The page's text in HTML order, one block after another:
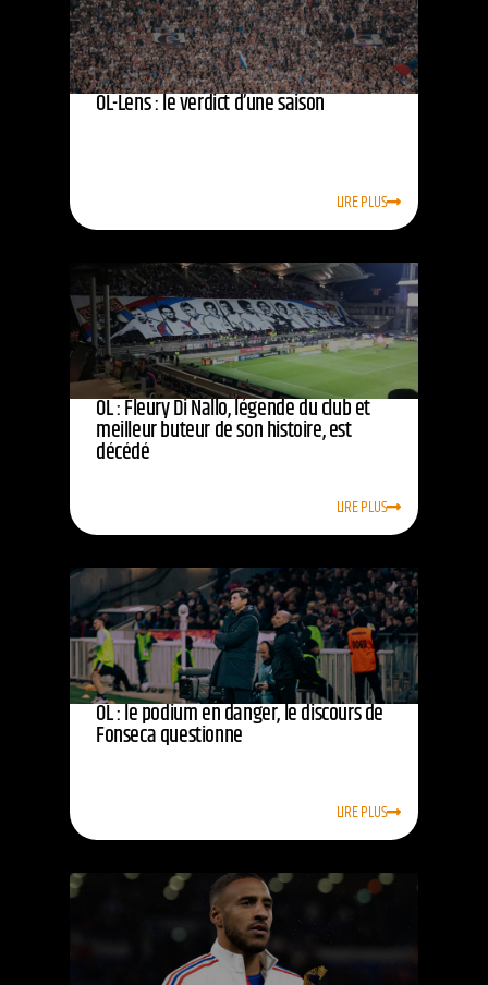
OL-Lens : le verdict d’une saison
LIRE PLUS
OL : Fleury Di Nallo, légende du club et
meilleur buteur de son histoire, est
décédé
LIRE PLUS
OL : le podium en danger, le discours de
Fonseca questionne
LIRE PLUS